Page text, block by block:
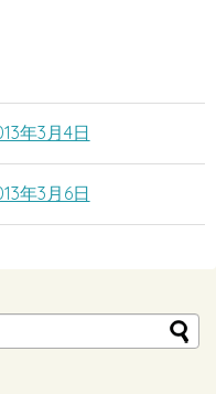
年3月4日
年3月6日